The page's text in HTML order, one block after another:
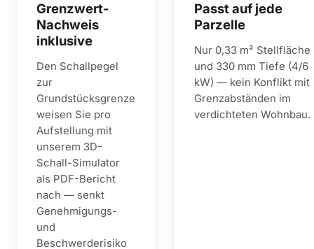
Grenzwert-
Nachweis
inklusive
Den Schallpegel
zur
Grundstücksgrenze
weisen Sie pro
Aufstellung mit
unserem 3D-
Schall-Simulator
als PDF-Bericht
nach — senkt
Genehmigungs-
und
Beschwerderisiko
Passt auf jede
Parzelle
Nur 0,33 m² Stellfläche
und 330 mm Tiefe (4/6
kW) — kein Konflikt mit
Grenzabständen im
verdichteten Wohnbau.